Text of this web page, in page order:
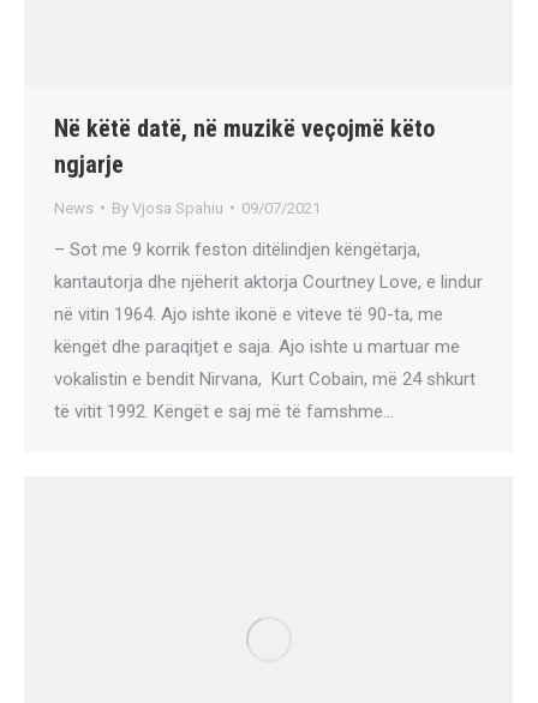
Në këtë datë, në muzikë veçojmë këto
ngjarje
News By Vjosa Spahiu 09/07/2021
– Sot me 9 korrik feston ditëlindjen këngëtarja,
kantautorja dhe njëherit aktorja Courtney Love, e lindur
në vitin 1964. Ajo ishte ikonë e viteve të 90-ta, me
këngët dhe paraqitjet e saja. Ajo ishte u martuar me
vokalistin e bendit Nirvana, Kurt Cobain, më 24 shkurt
të vitit 1992. Këngët e saj më të famshme…